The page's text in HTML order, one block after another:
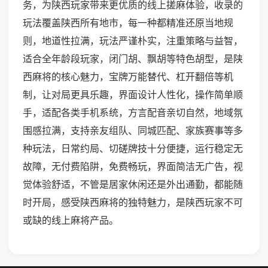
务，为陕西玩家带来更优质的线上搓麻体验，收录的
玩法覆盖陕西所有地市，每一种都精准还原当地规
则，地道性拉满，玩法严谨朴实，注重策略与益智，
适合全年龄段玩家，闭门胡、飘胡等特色胡型，是陕
西麻将的核心魅力，宝牌万能替代、杠开翻倍等机
制，让对局更具乐趣，界面设计人性化，操作简单顺
手，适配各类手机系统，方言配音亲切自然，地域氛
围感拉满，支持亲友组队、同城匹配、家族赛事等多
种玩法，日常约局、切磋牌技十分便捷，运行稳定无
故障，无付费陷阱，免费畅玩，界面简洁无广告，视
觉体验舒适，不管是居家休闲还是外出通勤，都能随
时开局，感受陕西麻将的独特魅力，是陕西玩家不可
或缺的线上麻将产品。